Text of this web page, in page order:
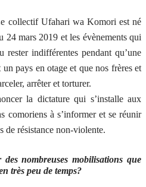
Ufahari wa Komori est né
24 mars 2019 et les évènements qui
indifférentes pendant qu’une
pays en otage et que nos frères et
arrêter et torturer.
la dictature qui s’installe aux
comoriens à s’informer et se réunir
de résistance non-violente.
nombreuses mobilisations que
très peu de temps?